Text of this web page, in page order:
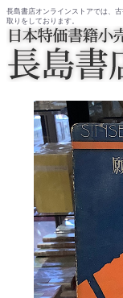
長島書店オンラインストアでは、
取りをしております。